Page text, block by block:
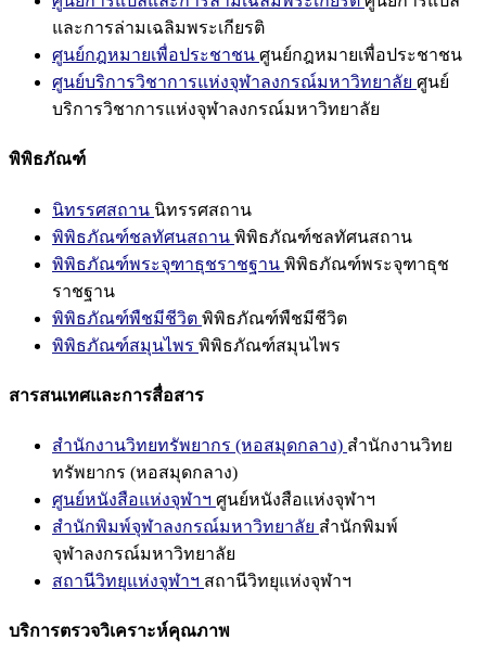
และการล่ามเฉลิมพระเกียรติ
ศูนย์กฎหมายเพื่อประชาชน ศูนย์กฎหมายเพื่อประชาชน
ศูนย์บริการวิชาการแห่งจุฬาลงกรณ์มหาวิทยาลัย ศูนย์
บริการวิชาการแห่งจุฬาลงกรณ์มหาวิทยาลัย
พิพิธภัณฑ์
นิทรรศสถาน นิทรรศสถาน
พิพิธภัณฑ์ชลทัศนสถาน พิพิธภัณฑ์ชลทัศนสถาน
พิพิธภัณฑ์พระจุฑาธุชราชฐาน พิพิธภัณฑ์พระจุฑาธุช
ราชฐาน
พิพิธภัณฑ์พืชมีชีวิต พิพิธภัณฑ์พืชมีชีวิต
พิพิธภัณฑ์สมุนไพร พิพิธภัณฑ์สมุนไพร
สารสนเทศและการสื่อสาร
สำนักงานวิทยทรัพยากร (หอสมุดกลาง) สำนักงานวิทย
ทรัพยากร (หอสมุดกลาง)
ศูนย์หนังสือแห่งจุฬาฯ ศูนย์หนังสือแห่งจุฬาฯ
สำนักพิมพ์จุฬาลงกรณ์มหาวิทยาลัย สำนักพิมพ์
จุฬาลงกรณ์มหาวิทยาลัย
สถานีวิทยุแห่งจุฬาฯ สถานีวิทยุแห่งจุฬาฯ
บริการตรวจวิเคราะห์คุณภาพ